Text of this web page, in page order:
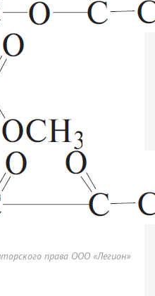
права ООО «Легион»